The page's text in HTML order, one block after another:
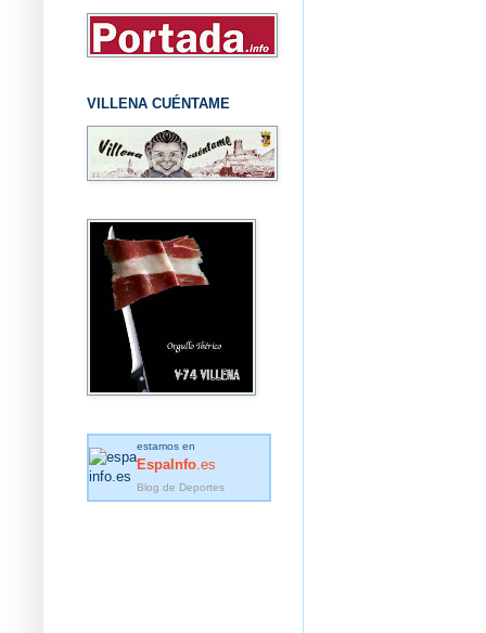
VILLENA CUÉNTAME
estamos en
EspaInfo .es
Blog de Deportes